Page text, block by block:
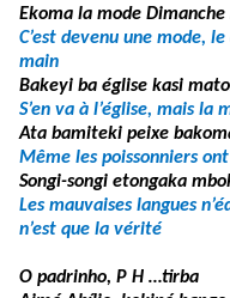
Ekoma la mode
C’est devenu une mode,
main
Bakeyi ba église kasi
S’en va à l’église, mais la
Ata bamiteki peixe
Même les poissonniers
Songi-songi etongaka
Les mauvaises langues
n’est que la vérité
O padrinho, P H …tirba